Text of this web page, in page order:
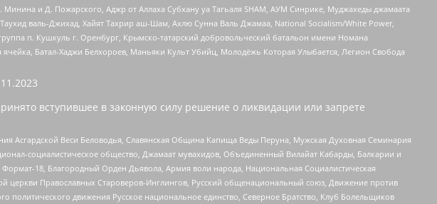
и Д. Пожарского, Аджр от Аллаха Субхану уа Тагьаля SHAM, АУМ Синрике, Муджахеды джамаата
валь-Джихад, Хайят Тахрир аш-Шам, Ахлю Сунна Валь Джамаа, National Socialism/White Power,
п. Кушкуль г. Оренбург, Крымско-татарский добровольческий батальон имени Номана
Батал-Хаджи Белхороев, Маньяки Культ Убийц, Молодёжь Которая Улыбается, Легион Свобода
вступившее в законную силу решение о ликвидации или запрете
Асгардской Веси Беловодья, Славянская Община Капища Веды Перуна, Мужская Духовная Семинария
социалистическое общество, Джамаат мувахидов, Объединенный Вилайат Кабарды, Балкарии и
18, Благородный Орден Дьявола, Армия воли народа, Национальная Социалистическая
церкви Православных Староверов-Инглингов, Русский общенациональный союз, Движение против
движения Русское национальное единство, Северное Братство, Клуб Болельщиков